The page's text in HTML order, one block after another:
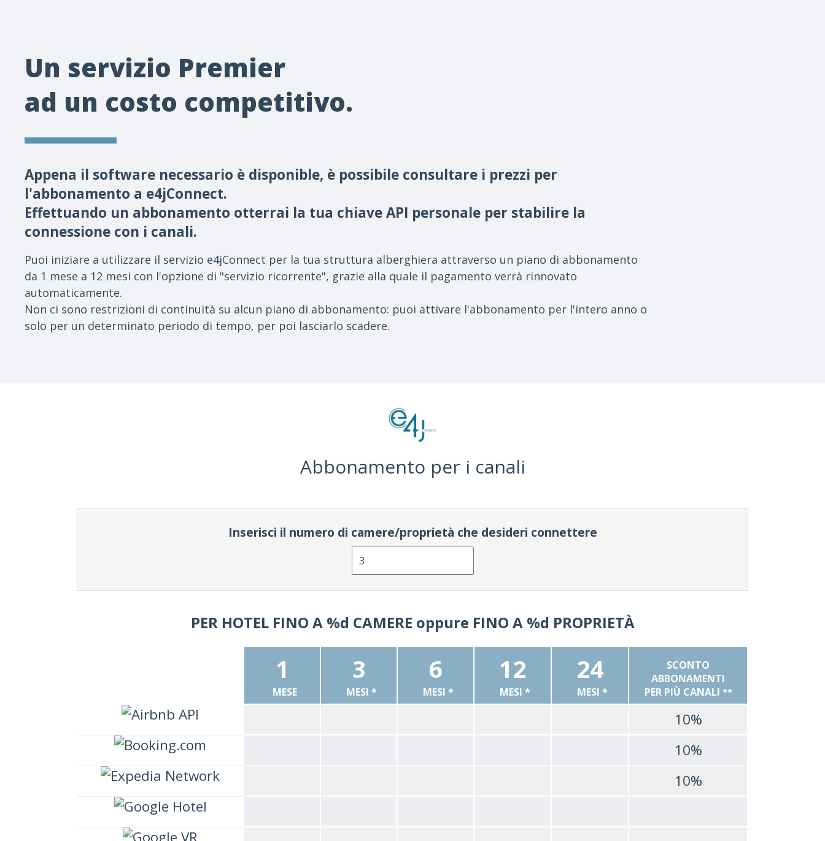
Un servizio Premier
ad un costo competitivo.
Appena il software necessario è disponible, è possibile consultare i prezzi per
l'abbonamento a e4jConnect.
Effettuando un abbonamento otterrai la tua chiave API personale per stabilire la
connessione con i canali.
Puoi iniziare a utilizzare il servizio e4jConnect per la tua struttura alberghiera attraverso un piano di abbonamento
da 1 mese a 12 mesi con l'opzione di "servizio ricorrente", grazie alla quale il pagamento verrà rinnovato
automaticamente.
Non ci sono restrizioni di continuità su alcun piano di abbonamento: puoi attivare l'abbonamento per l'intero anno o
solo per un determinato periodo di tempo, per poi lasciarlo scadere.
Abbonamento per i canali
Inserisci il numero di camere/proprietà che desideri connettere
PER HOTEL FINO A %d CAMERE oppure FINO A %d PROPRIETÀ
1
MESE
3
MESI *
6
MESI *
12
MESI *
24
MESI *
SCONTO
ABBONAMENTI
PER PIÙ CANALI **
10%
10%
10%